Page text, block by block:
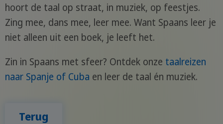
hoort de taal op straat, in muziek, op feestjes.
Zing mee, dans mee, leer mee. Want Spaans leer je
niet alleen uit een boek, je leeft het.
Zin in Spaans met sfeer? Ontdek onze taalreizen
naar Spanje of Cuba en leer de taal én muziek.
Terug